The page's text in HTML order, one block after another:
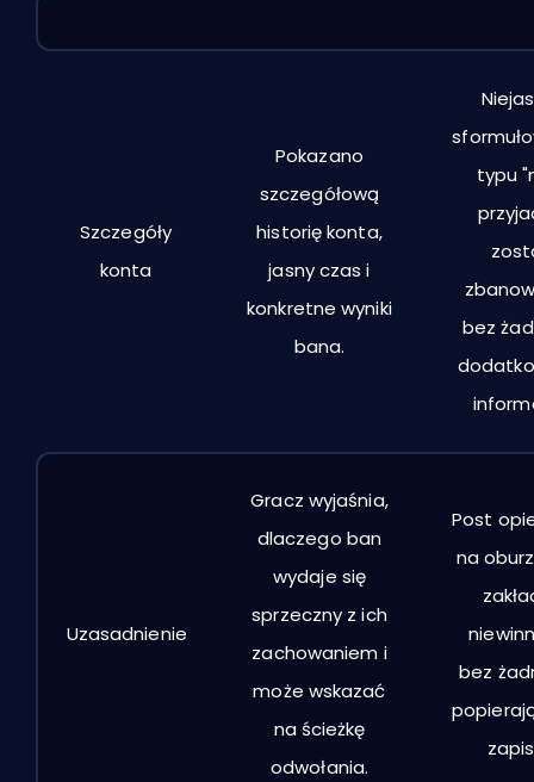
Szczegóły
konta
Pokazano
szczegółową
historię konta,
jasny czas i
konkretne wyniki
bana.
typu
bez
Uzasadnienie
Gracz wyjaśnia,
dlaczego ban
wydaje się
sprzeczny z ich
zachowaniem i
może wskazać
na ścieżkę
odwołania.
Post
na
bez